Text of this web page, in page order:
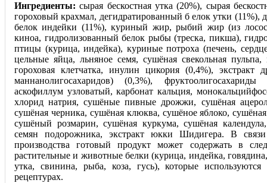
Ингредиенты: сырая бескостная утка (20%), сырая
гороховый крахмал, дегидратированный б елок утки (11%),
белок индейки (11%), куриный жир, рыбий жир (из
киноа, гидролизованный белок рыбы (треска, пикша),
птицы (курица, индейка), куриные потроха (печень,
цельные яйца, льняное семя, сушёная свекольная
гороховая клетчатка, инулин цикория (0,4%), экстракт
маннанолигосахаридов) (0,3%),
аскофиллум узловатый, карбонат кальция,
хлорид натрия, сушёные пивные дрожжи, сушёная
сушёная черника, сушёная клюква, сушёное яблоко,
сушёный розмарин, сушёная куркума, сушёная
семян подорожника, экстракт юкки Шидигера. В
производства готовый продукт может содержать в
растительные и животные белки (курица, индейка,
утка, свинина, рыба, коза, гусь), которые
рецептурах.